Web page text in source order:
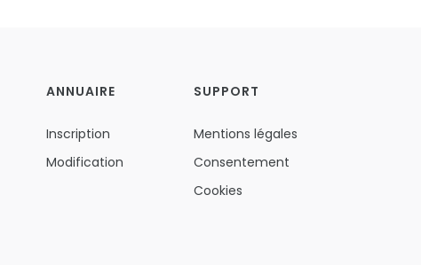
ANNUAIRE
Inscription
Modification
SUPPORT
Mentions légales
Consentement
Cookies